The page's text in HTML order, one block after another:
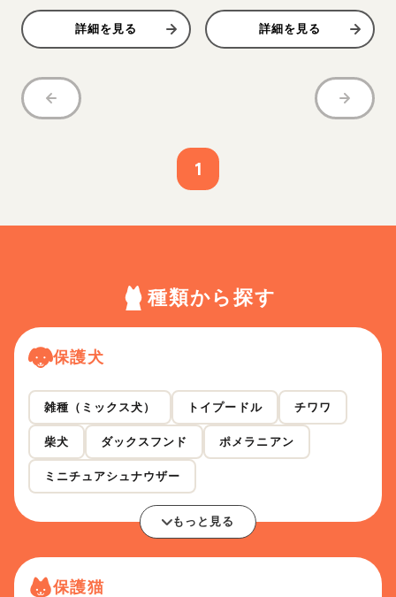
詳細を見る 詳細を見る
1
種類から探す
保護犬
雑種（ミックス犬） トイプードル チワワ
柴犬 ダックスフンド ポメラニアン
ミニチュアシュナウザー
もっと見る
保護猫